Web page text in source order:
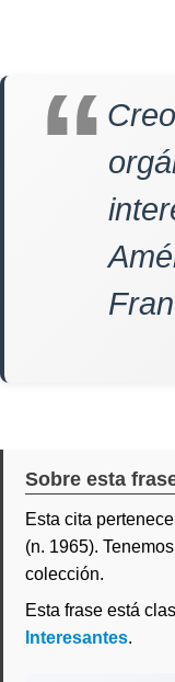
Sobre esta
Esta cita
(n. 1965). Tenemos
colección.
Esta frase está
Interesantes.